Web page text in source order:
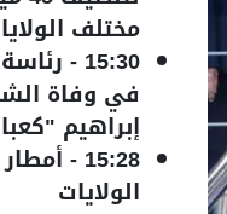
مختلف
15:30
-
في وفاة
إبراهيم
15:28
-
الولايات